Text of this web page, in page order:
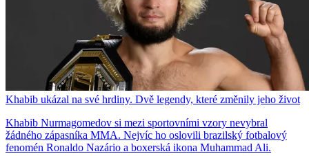
Khabib ukázal na své hrdiny. Dvě legendy, které změnily jeho život
Khabib Nurmagomedov si mezi sportovními vzory nevybral
žádného zápasníka MMA. Nejvíc ho oslovili brazilský fotbalový
fenomén Ronaldo Nazário a boxerská ikona Muhammad Ali.